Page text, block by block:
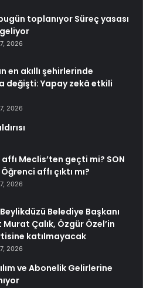
toplanıyor Süreç yasası
2026
en akıllı şehirlerinde
değişti: Yapay zekâ etkili
2026
Meclis’ten geçti mi? SON
affı çıktı mı?
2026
Belediye Başkanı
Çalık, Özgür Özel’in
katılmayacak
2026
ve Abonelik Gelirlerine